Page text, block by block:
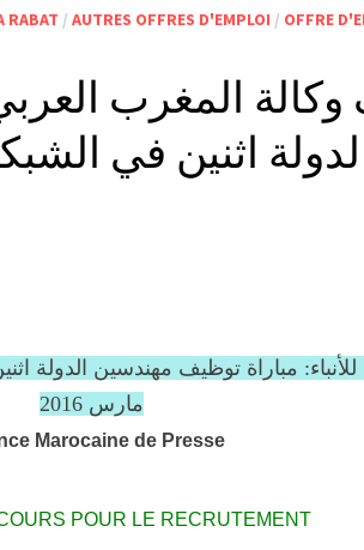
RABAT /AUTRES OFFRES D'EMPLOI / OFFRE
المغرب
اثنين في
مارس 2016
Marocaine de Presse
POUR LE RECRUTEMENT